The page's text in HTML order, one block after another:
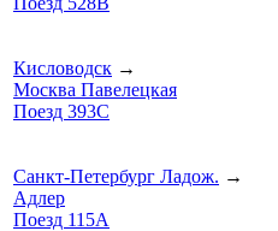
Кисловодск →
Москва Павелецкая
Поезд 393С
Санкт-Петербург Ладож. →
Адлер
Поезд 115А